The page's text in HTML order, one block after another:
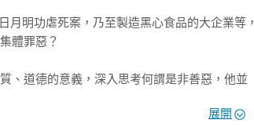
明功虐死案，乃至製造黑心食品的大企業等，
體罪惡？
、道德的意義，深入思考何謂是非善惡，他並
展開